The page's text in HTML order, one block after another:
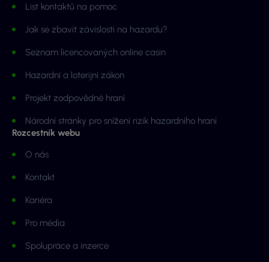
List kontaktů na pomoc
Jak se zbavit závislosti na hazardu?
Seznam licencovaných online casin
Hazardní a loterijní zákon
Projekt zodpovědné hraní
Národní stránky pro snížení rizik hazardního hraní
Rozcestník webu
O nás
Kontakt
Kariéra
Pro média
Spolupráce a inzerce